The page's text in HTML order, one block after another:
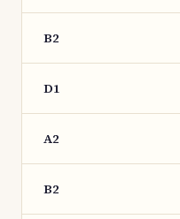
B2
D1
A2
B2